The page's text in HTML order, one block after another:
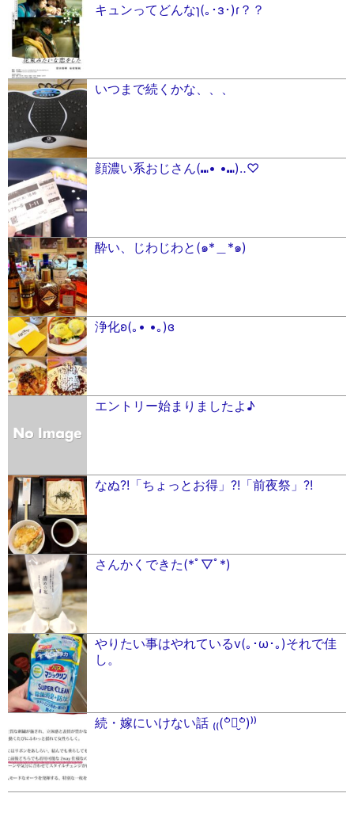
キュンってどんなɿ(｡･ɜ･)ɾ？？
いつまで続くかな、、、
顔濃い系おじさん(⑉• •⑉)‥♡
酔い、じわじわと(๑*＿*๑)
浄化ʚ(｡• •｡)ɞ
エントリー始まりましたよ♪
なぬ?!「ちょっとお得」?!「前夜祭」?!
さんかくできた(*ﾟ▽ﾟ*)
やりたい事はやれているv(｡･ω･｡)それで佳
し。
続・嫁にいけない話 ₍₍(꒪່౪̮꒪່)⁾⁾